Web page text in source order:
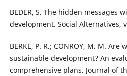
BEDER, S. The hidden messages
development. Social Alternatives,
BERKE, P. R.; CONROY, M. M.
sustainable development? An
comprehensive plans. Journal of